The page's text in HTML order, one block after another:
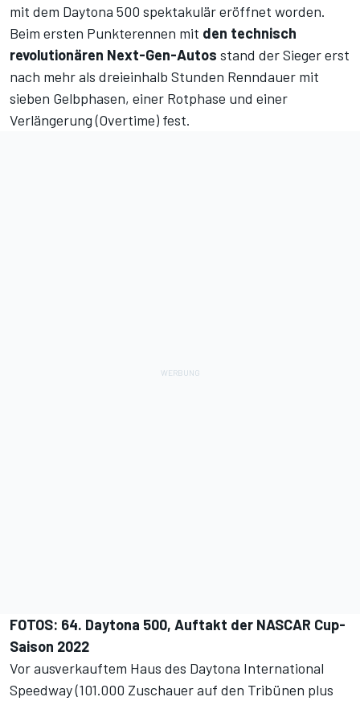
mit dem Daytona 500 spektakulär eröffnet worden.
Beim ersten Punkterennen mit den technisch
revolutionären Next-Gen-Autos stand der Sieger erst
nach mehr als dreieinhalb Stunden Renndauer mit
sieben Gelbphasen, einer Rotphase und einer
Verlängerung (Overtime) fest.
FOTOS: 64. Daytona 500, Auftakt der NASCAR Cup-
Saison 2022
Vor ausverkauftem Haus des Daytona International
Speedway (101.000 Zuschauer auf den Tribünen plus